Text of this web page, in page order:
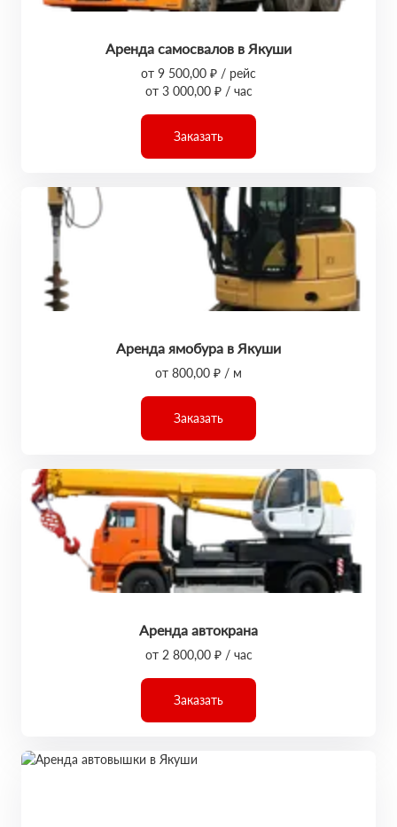
Аренда самосвалов в Якуши
от 9 500,00 ₽ / рейс
от 3 000,00 ₽ / час
Заказать
Аренда ямобура в Якуши
от 800,00 ₽ / м
Заказать
Аренда автокрана
от 2 800,00 ₽ / час
Заказать